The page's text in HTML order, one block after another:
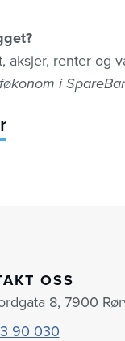
renter og
i
OSS
8, 7900
90 030